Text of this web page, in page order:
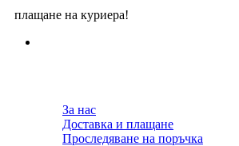
плащане на куриера!
За нас
Доставка и плащане
Проследяване на поръчка